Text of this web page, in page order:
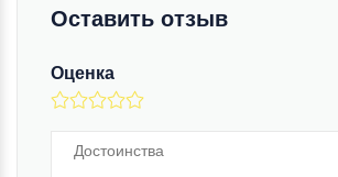
Оставить отзыв
Оценка